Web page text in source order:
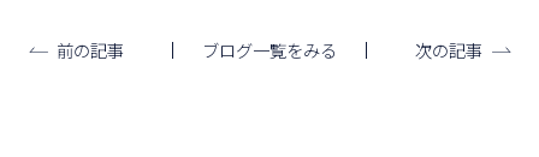
前の記事 ブログ一覧をみる 次の記事